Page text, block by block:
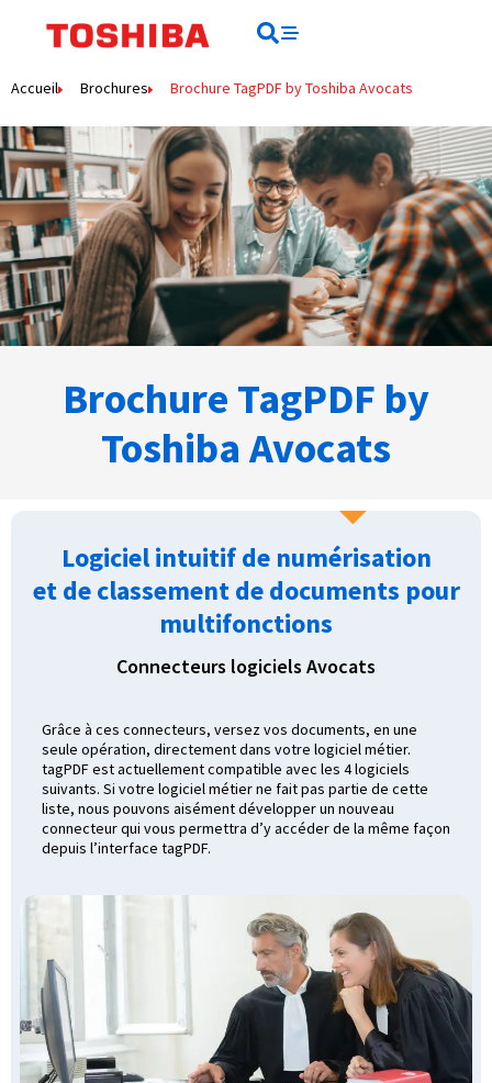
Accueil Brochures Brochure TagPDF by Toshiba Avocats
Brochure TagPDF by
Toshiba Avocats
Logiciel intuitif de numérisation
et de classement de documents pour
multifonctions
Connecteurs logiciels Avocats
Grâce à ces connecteurs, versez vos documents, en une
seule opération, directement dans votre logiciel métier.
tagPDF est actuellement compatible avec les 4 logiciels
suivants. Si votre logiciel métier ne fait pas partie de cette
liste, nous pouvons aisément développer un nouveau
connecteur qui vous permettra d’y accéder de la même façon
depuis l’interface tagPDF.